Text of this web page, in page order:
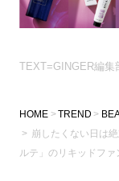
TEXT=GINGER編集
HOME TREND
崩したくない日は
ルテ」のリキッドファ